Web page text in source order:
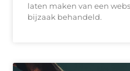
laten maken van een
bijzaak behandeld.